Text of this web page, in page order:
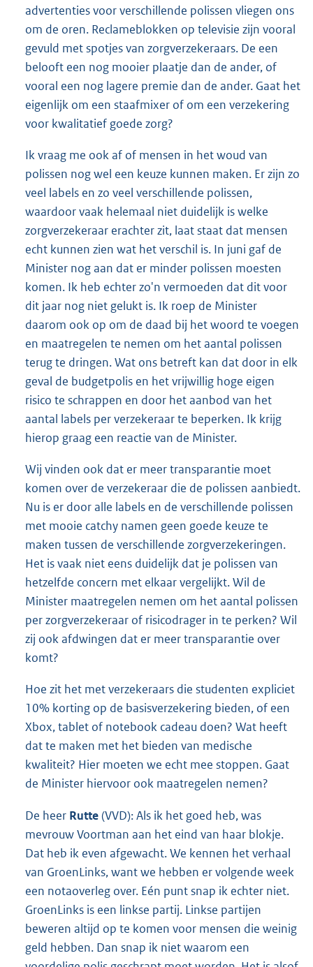
advertenties voor verschillende polissen vliegen ons
om de oren. Reclameblokken op televisie zijn vooral
gevuld met spotjes van zorgverzekeraars. De een
belooft een nog mooier plaatje dan de ander, of
vooral een nog lagere premie dan de ander. Gaat het
eigenlijk om een staafmixer of om een verzekering
voor kwalitatief goede zorg?
Ik vraag me ook af of mensen in het woud van
polissen nog wel een keuze kunnen maken. Er zijn zo
veel labels en zo veel verschillende polissen,
waardoor vaak helemaal niet duidelijk is welke
zorgverzekeraar erachter zit, laat staat dat mensen
echt kunnen zien wat het verschil is. In juni gaf de
Minister nog aan dat er minder polissen moesten
komen. Ik heb echter zo'n vermoeden dat dit voor
dit jaar nog niet gelukt is. Ik roep de Minister
daarom ook op om de daad bij het woord te voegen
en maatregelen te nemen om het aantal polissen
terug te dringen. Wat ons betreft kan dat door in elk
geval de budgetpolis en het vrijwillig hoge eigen
risico te schrappen en door het aanbod van het
aantal labels per verzekeraar te beperken. Ik krijg
hierop graag een reactie van de Minister.
Wij vinden ook dat er meer transparantie moet
komen over de verzekeraar die de polissen aanbiedt.
Nu is er door alle labels en de verschillende polissen
met mooie catchy namen geen goede keuze te
maken tussen de verschillende zorgverzekeringen.
Het is vaak niet eens duidelijk dat je polissen van
hetzelfde concern met elkaar vergelijkt. Wil de
Minister maatregelen nemen om het aantal polissen
per zorgverzekeraar of risicodrager in te perken? Wil
zij ook afdwingen dat er meer transparantie over
komt?
Hoe zit het met verzekeraars die studenten expliciet
10% korting op de basisverzekering bieden, of een
Xbox, tablet of notebook cadeau doen? Wat heeft
dat te maken met het bieden van medische
kwaliteit? Hier moeten we echt mee stoppen. Gaat
de Minister hiervoor ook maatregelen nemen?
De heer Rutte(VVD): Als ik het goed heb, was
mevrouw Voortman aan het eind van haar blokje.
Dat heb ik even afgewacht. We kennen het verhaal
van GroenLinks, want we hebben er volgende week
een notaoverleg over. Eén punt snap ik echter niet.
GroenLinks is een linkse partij. Linkse partijen
beweren altijd op te komen voor mensen die weinig
geld hebben. Dan snap ik niet waarom een